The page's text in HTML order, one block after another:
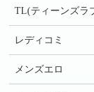
TL(ティーンズラ
レディコミ
メンズエロ